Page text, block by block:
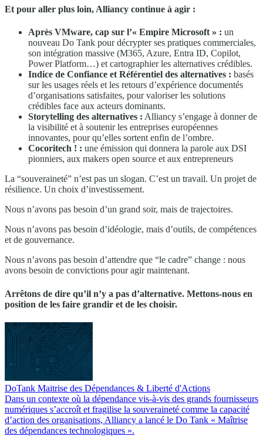
Et pour aller plus loin, Alliancy continue à agir :
Après VMware, cap sur l’« Empire Microsoft » : un
nouveau Do Tank pour décrypter ses pratiques commerciales,
son intégration massive (M365, Azure, Entra ID, Copilot,
Power Platform…) et cartographier les alternatives crédibles.
Indice de Confiance et Référentiel des alternatives : basés
sur les usages réels et les retours d’expérience documentés
d’organisations satisfaites, pour valoriser les solutions
crédibles face aux acteurs dominants.
Storytelling des alternatives : Alliancy s’engage à donner de
la visibilité et à soutenir les entreprises européennes
innovantes, pour qu’elles sortent enfin de l’ombre.
Cocoritech ! : une émission qui donnera la parole aux DSI
pionniers, aux makers open source et aux entrepreneurs
La “souveraineté” n’est pas un slogan. C’est un travail. Un projet de
résilience. Un choix d’investissement.
Nous n’avons pas besoin d’un grand soir, mais de trajectoires.
Nous n’avons pas besoin d’idéologie, mais d’outils, de compétences
et de gouvernance.
Nous n’avons pas besoin d’attendre que “le cadre” change : nous
avons besoin de convictions pour agir maintenant.
Arrêtons de dire qu’il n’y a pas d’alternative. Mettons-nous en
position de les faire grandir et de les choisir.
DoTank Maitrise des Dépendances & Liberté d'Actions
Dans un contexte où la dépendance vis-à-vis des grands fournisseurs
numériques s’accroît et fragilise la souveraineté comme la capacité
d’action des organisations, Alliancy a lancé le Do Tank « Maîtrise
des dépendances technologiques ».